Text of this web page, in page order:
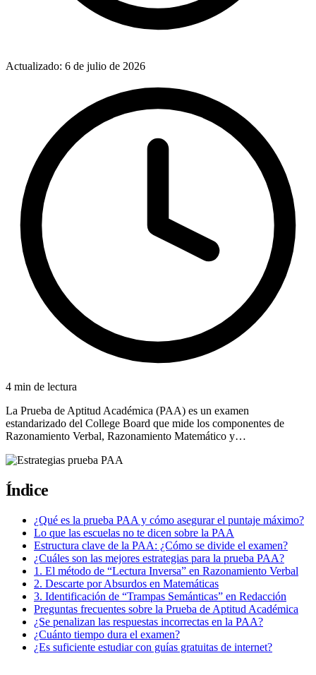
Actualizado: 6 de julio de 2026
4 min de lectura
La Prueba de Aptitud Académica (PAA) es un examen
estandarizado del College Board que mide los componentes de
Razonamiento Verbal, Razonamiento Matemático y…
Índice
¿Qué es la prueba PAA y cómo asegurar el puntaje máximo?
Lo que las escuelas no te dicen sobre la PAA
Estructura clave de la PAA: ¿Cómo se divide el examen?
¿Cuáles son las mejores estrategias para la prueba PAA?
1. El método de “Lectura Inversa” en Razonamiento Verbal
2. Descarte por Absurdos en Matemáticas
3. Identificación de “Trampas Semánticas” en Redacción
Preguntas frecuentes sobre la Prueba de Aptitud Académica
¿Se penalizan las respuestas incorrectas en la PAA?
¿Cuánto tiempo dura el examen?
¿Es suficiente estudiar con guías gratuitas de internet?